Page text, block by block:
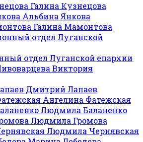
Галина Кузнецова
Альбина Янкова
Галина Мамонтова
отдел Луганской епархии
Виктория
Дмитрий Лапаев
Ангелина Фатежская
Людмила Баланенко
Людмила Громова
Людмила Чернявская